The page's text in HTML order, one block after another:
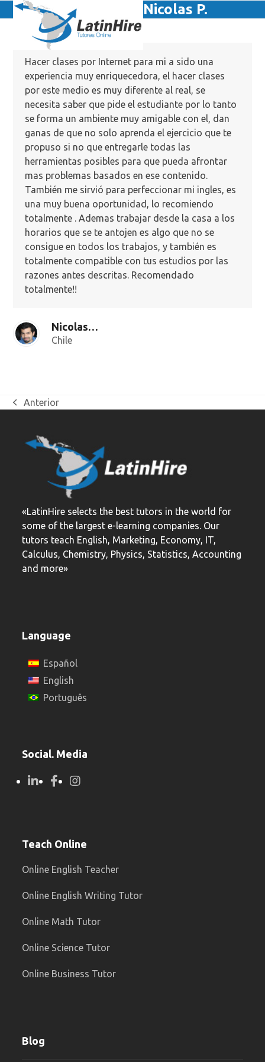
Skip
to
content
Open
mobile
Close
mobile
Nicolas P.
Hacer clases por Internet para mi a sido una
experiencia muy enriquecedora, el hacer clases
por este medio es muy diferente al real, se
necesita saber que pide el estudiante por lo tanto
se forma un ambiente muy amigable con el, dan
ganas de que no solo aprenda el ejercicio que te
propuso si no que entregarle todas las
herramientas posibles para que pueda afrontar
mas problemas basados en ese contenido.
También me sirvió para perfeccionar mi ingles, es
una muy buena oportunidad, lo recomiendo
totalmente . Ademas trabajar desde la casa a los
horarios que se te antojen es algo que no se
consigue en todos los trabajos, y también es
totalmente compatible con tus estudios por las
razones antes descritas. Recomendado
totalmente!!
Nicolas Peñailillo
Chile
previous
Anterior
«LatinHire selects the best tutors in the world for
some of the largest e-learning companies. Our
tutors teach English, Marketing, Economy, IT,
Calculus, Chemistry, Physics, Statistics, Accounting
and more»
Language
Español
English
Português
Social. Media
Teach Online
Online English Teacher
Online English Writing Tutor
Online Math Tutor
Online Science Tutor
Online Business Tutor
Blog